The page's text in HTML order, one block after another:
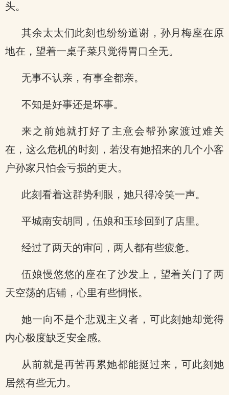
头。
其余太太们此刻也纷纷道谢，孙月梅座在原
地在，望着一桌子菜只觉得胃口全无。
无事不认亲，有事全都亲。
不知是好事还是坏事。
来之前她就打好了主意会帮孙家渡过难关
在，这么危机的时刻，若没有她招来的几个小客
户孙家只怕会亏损的更大。
此刻看着这群势利眼，她只得冷笑一声。
平城南安胡同，伍娘和玉珍回到了店里。
经过了两天的审问，两人都有些疲惫。
伍娘慢悠悠的座在了沙发上，望着关门了两
天空荡的店铺，心里有些惆怅。
她一向不是个悲观主义者，可此刻她却觉得
内心极度缺乏安全感。
从前就是再苦再累她都能挺过来，可此刻她
居然有些无力。